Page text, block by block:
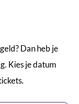
Dan heb je
Kies je datum